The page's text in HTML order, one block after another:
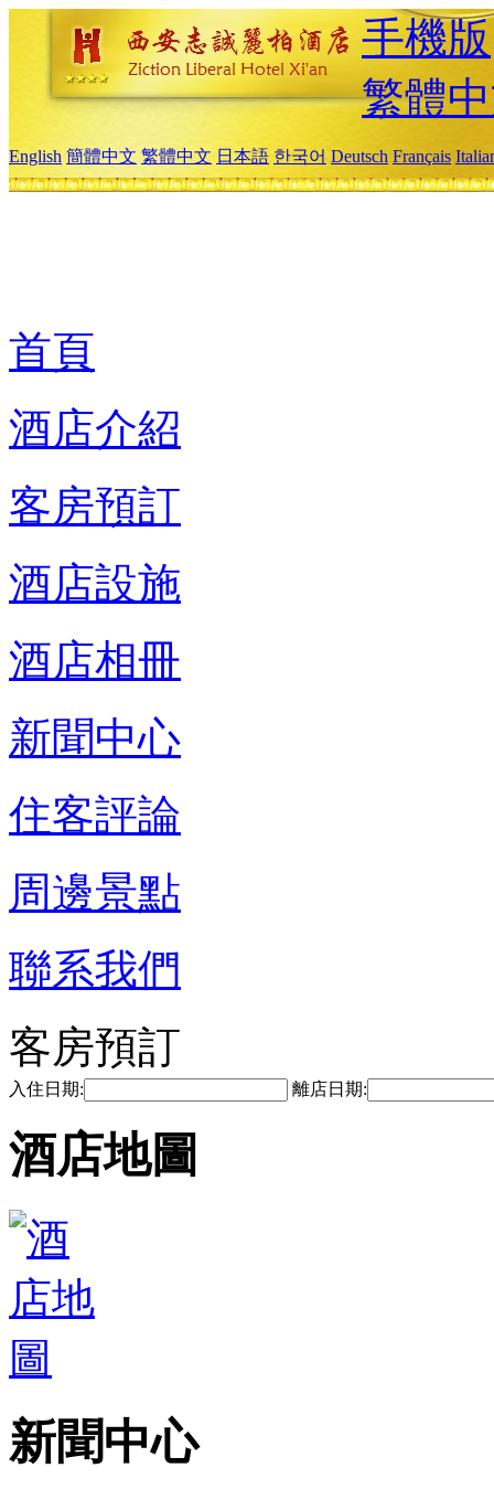
手機版
繁體
English 簡體中文 繁體中文 日本語 한국어 Deutsch Français
首頁
酒店介紹
客房預訂
酒店設施
酒店相冊
新聞中心
住客評論
周邊景點
聯系我們
客房預訂
入住日期: 離店日期:
酒店地圖
新聞中心